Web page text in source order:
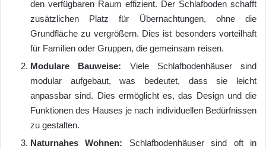
den verfügbaren Raum effizient. Der Schlafboden schafft
zusätzlichen Platz für Übernachtungen, ohne die
Grundfläche zu vergrößern. Dies ist besonders vorteilhaft
für Familien oder Gruppen, die gemeinsam reisen.
Modulare Bauweise: Viele Schlafbodenhäuser sind
modular aufgebaut, was bedeutet, dass sie leicht
anpassbar sind. Dies ermöglicht es, das Design und die
Funktionen des Hauses je nach individuellen Bedürfnissen
zu gestalten.
Naturnahes Wohnen: Schlafbodenhäuser sind oft in